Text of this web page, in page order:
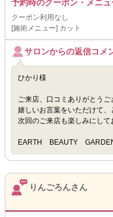
予約時のクーポン・メニュ
クーポン利用なし
[施術メニュー] カット
サロンからの返信コメ
ひかり様
ご来店、口コミありがとうご
嬉しいお言葉をいただけて、
次回のご来店も楽しみにして
EARTH BEAUTY
りんごろんさん